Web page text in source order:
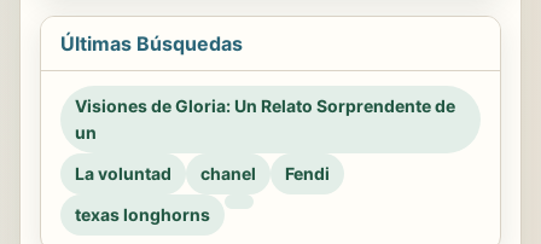
Últimas Búsquedas
Visiones de Gloria: Un Relato Sorprendente de
un
La voluntad
chanel
Fendi
texas longhorns